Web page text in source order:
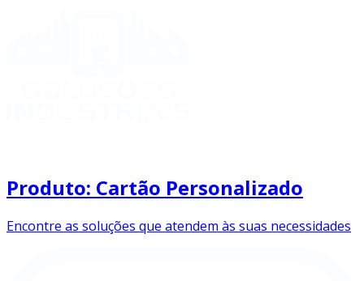
Produto: Cartão Personalizado
Encontre as soluções que atendem às suas necessidades